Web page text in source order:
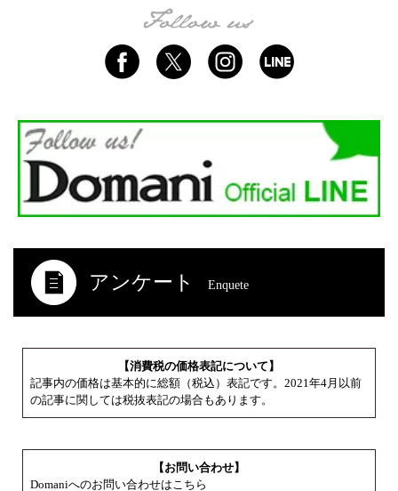
アンケート Enquete
【消費税の価格表記について】
記事内の価格は基本的に総額（税込）表記です。2021年4月以前
の記事に関しては税抜表記の場合もあります。
【お問い合わせ】
Domaniへのお問い合わせはこちら